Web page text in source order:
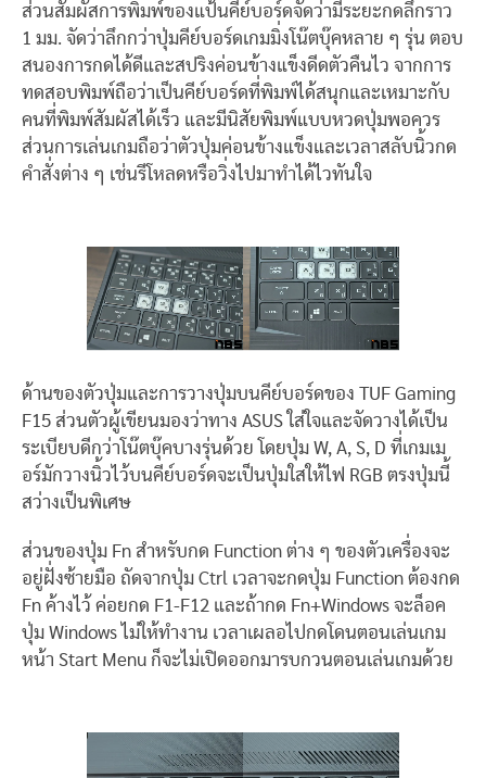
ส่วนสัมผัสการพิมพ์ของแป้นคีย์บอร์ดจัดว่ามีระยะกดลึกราว
1 มม. จัดว่าลึกกว่าปุ่มคีย์บอร์ดเกมมิ่งโน๊ตบุ๊คหลาย ๆ รุ่น ตอบ
สนองการกดได้ดีและสปริงค่อนข้างแข็งดีดตัวคืนไว จากการ
ทดสอบพิมพ์ถือว่าเป็นคีย์บอร์ดที่พิมพ์ได้สนุกและเหมาะกับ
คนที่พิมพ์สัมผัสได้เร็ว และมีนิสัยพิมพ์แบบหวดปุ่มพอควร
ส่วนการเล่นเกมถือว่าตัวปุ่มค่อนข้างแข็งและเวลาสลับนิ้วกด
คำสั่งต่าง ๆ เช่นรีโหลดหรือวิ่งไปมาทำได้ไวทันใจ
ด้านของตัวปุ่มและการวางปุ่มบนคีย์บอร์ดของ TUF Gaming
F15 ส่วนตัวผู้เขียนมองว่าทาง ASUS ใส่ใจและจัดวางได้เป็น
ระเบียบดีกว่าโน๊ตบุ๊คบางรุ่นด้วย โดยปุ่ม W, A, S, D ที่เกมเม
อร์มักวางนิ้วไว้บนคีย์บอร์ดจะเป็นปุ่มใสให้ไฟ RGB ตรงปุ่มนี้
สว่างเป็นพิเศษ
ส่วนของปุ่ม Fn สำหรับกด Function ต่าง ๆ ของตัวเครื่องจะ
อยู่ฝั่งซ้ายมือ ถัดจากปุ่ม Ctrl เวลาจะกดปุ่ม Function ต้องกด
Fn ค้างไว้ ค่อยกด F1-F12 และถ้ากด Fn+Windows จะล็อค
ปุ่ม Windows ไม่ให้ทำงาน เวลาเผลอไปกดโดนตอนเล่นเกม
หน้า Start Menu ก็จะไม่เปิดออกมารบกวนตอนเล่นเกมด้วย